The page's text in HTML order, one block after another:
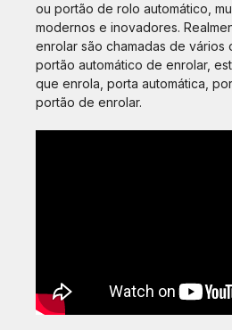
ou portão de rolo automático,
modernos e inovadores.
enrolar são chamadas de vários
portão automático de enrolar,
que enrola, porta automática,
portão de enrolar.